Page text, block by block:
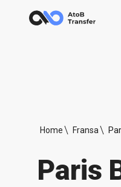
Home Fransa
Paris